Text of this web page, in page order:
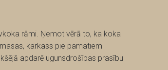
rāmi. Ņemot vērā to, ka koka
karkass pie pamatiem
apdarē ugunsdrošības prasību